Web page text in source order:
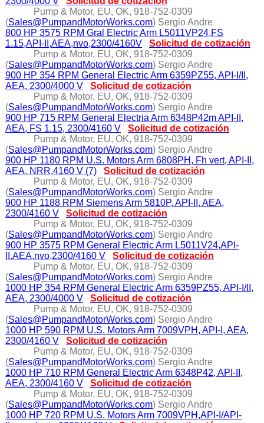
Pump & Motor, EU, OK, 918-752-0309
(Sales@PumpandMotorWorks.com) Sergio Andre
800 HP 3575 RPM Gral Electric Arm L5011VP24,FS
1.15,API-II,AEA,nvo,2300/4160V
Solicitud de cotización
Pump & Motor, EU, OK, 918-752-0309
(Sales@PumpandMotorWorks.com) Sergio Andre
900 HP 354 RPM General Electric Arm 6359PZ55, API-I/II,
AEA, 2300/4000 V
Solicitud de cotización
Pump & Motor, EU, OK, 918-752-0309
(Sales@PumpandMotorWorks.com) Sergio Andre
900 HP 715 RPM General Electria Arm 6348P42m API-II,
AEA, FS 1.15, 2300/4160 V
Solicitud de cotización
Pump & Motor, EU, OK, 918-752-0309
(Sales@PumpandMotorWorks.com) Sergio Andre
900 HP 1180 RPM U.S. Motors Arm 6808PH, Fh vert, API-II,
AEA, NRR,4160 V (7)
Solicitud de cotización
Pump & Motor, EU, OK, 918-752-0309
(Sales@PumpandMotorWorks.com) Sergio Andre
900 HP 1188 RPM Siemens Arm 5810P, API-II, AEA,
2300/4160 V
Solicitud de cotización
Pump & Motor, EU, OK, 918-752-0309
(Sales@PumpandMotorWorks.com) Sergio Andre
900 HP 3575 RPM General Electric Arm L5011V24,API-
II,AEA,nvo,2300/4160 V
Solicitud de cotización
Pump & Motor, EU, OK, 918-752-0309
(Sales@PumpandMotorWorks.com) Sergio Andre
1000 HP 354 RPM General Electric Arm 6359PZ55, API-I/II,
AEA, 2300/4000 V
Solicitud de cotización
Pump & Motor, EU, OK, 918-752-0309
(Sales@PumpandMotorWorks.com) Sergio Andre
1000 HP 590 RPM U.S. Motors Arm 7009VPH, API-I, AEA,
2300/4160 V
Solicitud de cotización
Pump & Motor, EU, OK, 918-752-0309
(Sales@PumpandMotorWorks.com) Sergio Andre
1000 HP 710 RPM General Electric Arm 6348P42, API-II,
AEA, 2300/4160 V
Solicitud de cotización
Pump & Motor, EU, OK, 918-752-0309
(Sales@PumpandMotorWorks.com) Sergio Andre
1000 HP 720 RPM U.S. Motors Arm 7009VPH,API-I/API-